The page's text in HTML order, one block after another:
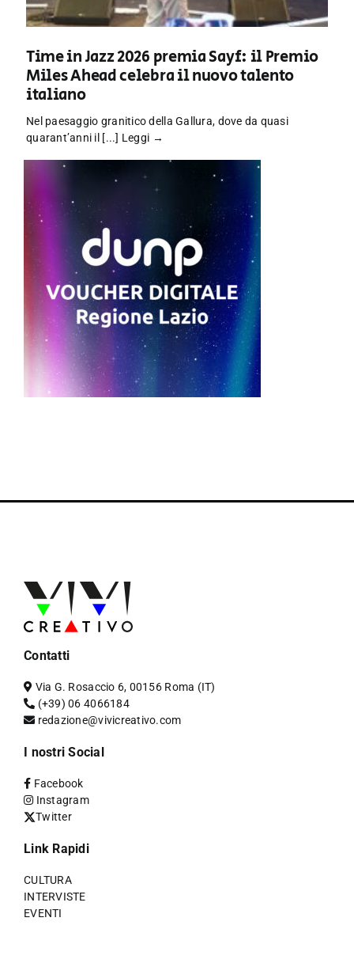
Time in Jazz 2026 premia Sayf: il Premio
Miles Ahead celebra il nuovo talento
italiano
Nel paesaggio granitico della Gallura, dove da quasi
quarant’anni il [...] Leggi →
Contatti
Via G. Rosaccio 6, 00156 Roma (IT)
(+39) 06 4066184
redazione@vivicreativo.com
I nostri Social
Facebook
Instagram
Twitter
Link Rapidi
CULTURA
INTERVISTE
EVENTI